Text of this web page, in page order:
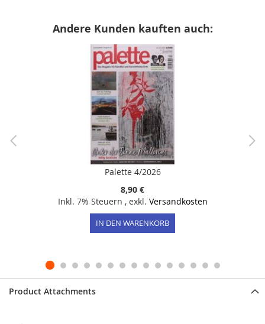
Andere Kunden kauften auch:
Palette 4/2026
8,90 €
Inkl. 7% Steuern , exkl. Versandkosten
IN DEN WARENKORB
Product Attachments